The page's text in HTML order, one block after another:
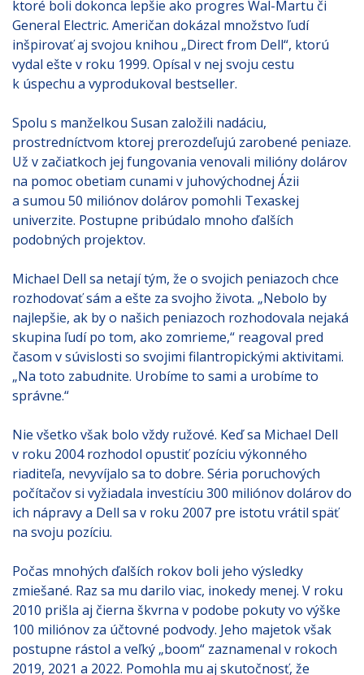
ktoré boli dokonca lepšie ako progres Wal-Martu či
General Electric. Američan dokázal množstvo ľudí
inšpirovať aj svojou knihou „Direct from Dell“, ktorú
vydal ešte v roku 1999. Opísal v nej svoju cestu
k úspechu a vyprodukoval bestseller.
Spolu s manželkou Susan založili nadáciu,
prostredníctvom ktorej prerozdeľujú zarobené peniaze.
Už v začiatkoch jej fungovania venovali milióny dolárov
na pomoc obetiam cunami v juhovýchodnej Ázii
a sumou 50 miliónov dolárov pomohli Texaskej
univerzite. Postupne pribúdalo mnoho ďalších
podobných projektov.
Michael Dell sa netají tým, že o svojich peniazoch chce
rozhodovať sám a ešte za svojho života. „Nebolo by
najlepšie, ak by o našich peniazoch rozhodovala nejaká
skupina ľudí po tom, ako zomrieme,“ reagoval pred
časom v súvislosti so svojimi filantropickými aktivitami.
„Na toto zabudnite. Urobíme to sami a urobíme to
správne.“
Nie všetko však bolo vždy ružové. Keď sa Michael Dell
v roku 2004 rozhodol opustiť pozíciu výkonného
riaditeľa, nevyvíjalo sa to dobre. Séria poruchových
počítačov si vyžiadala investíciu 300 miliónov dolárov do
ich nápravy a Dell sa v roku 2007 pre istotu vrátil späť
na svoju pozíciu.
Počas mnohých ďalších rokov boli jeho výsledky
zmiešané. Raz sa mu darilo viac, inokedy menej. V roku
2010 prišla aj čierna škvrna v podobe pokuty vo výške
100 miliónov za účtovné podvody. Jeho majetok však
postupne rástol a veľký „boom“ zaznamenal v rokoch
2019, 2021 a 2022. Pomohla mu aj skutočnosť, že